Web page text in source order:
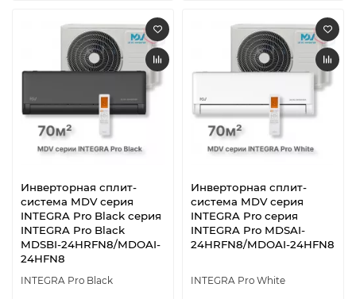
Инверторная сплит-
система MDV серия
INTEGRA Pro Black серия
INTEGRA Pro Black
MDSBI-24HRFN8/MDOAI-
24HFN8
INTEGRA Pro Black
Инверторная сплит-
система MDV серия
INTEGRA Pro серия
INTEGRA Pro MDSAI-
24HRFN8/MDOAI-24HFN8
INTEGRA Pro White